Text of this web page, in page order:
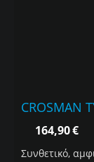
CROSMAN
164,90€
Συνθετικό,